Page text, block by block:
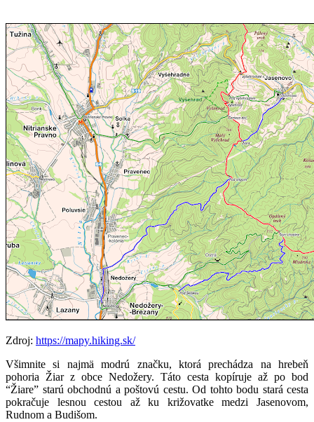
Zdroj: https://mapy.hiking.sk/
Všimnite si najmä modrú značku, ktorá prechádza na hrebeň
pohoria Žiar z obce Nedožery. Táto cesta kopíruje až po bod
“Žiare” starú obchodnú a poštovú cestu. Od tohto bodu stará cesta
pokračuje lesnou cestou až ku križovatke medzi Jasenovom,
Rudnom a Budišom.